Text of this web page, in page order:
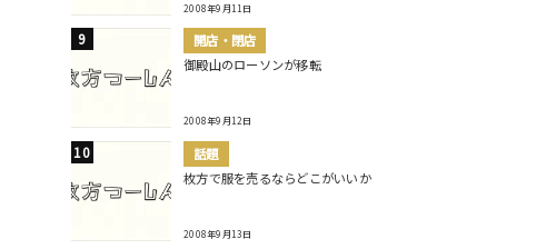
2008年9月11日
開店・閉店
御殿山のローソンが移転
2008年9月12日
話題
枚方で服を売るならどこがいいか
2008年9月13日